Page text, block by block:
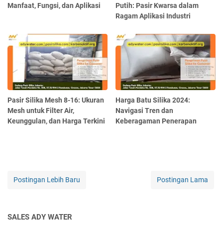
Manfaat, Fungsi, dan Aplikasi
Putih: Pasir Kwarsa dalam
Ragam Aplikasi Industri
Pasir Silika Mesh 8-16: Ukuran
Mesh untuk Filter Air,
Keunggulan, dan Harga Terkini
Harga Batu Silika 2024:
Navigasi Tren dan
Keberagaman Penerapan
Postingan Lebih Baru Postingan Lama
SALES ADY WATER